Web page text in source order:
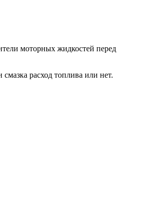
моторных жидкостей перед
расход топлива или нет.